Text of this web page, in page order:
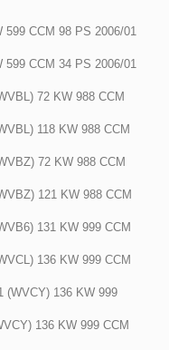
599 CCM 98 PS 2006/01
599 CCM 34 PS 2006/01
72 KW 988 CCM
118 KW 988 CCM
72 KW 988 CCM
121 KW 988 CCM
131 KW 999 CCM
136 KW 999 CCM
(WVCY) 136 KW 999
136 KW 999 CCM